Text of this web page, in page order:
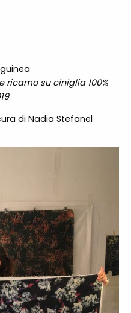
su ciniglia 100%
di Nadia Stefanel